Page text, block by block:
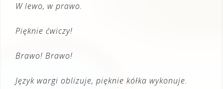
W lewo, w prawo.
Pięknie ćwiczy!
Brawo! Brawo!
Język wargi oblizuje, pięknie kółka wykonuje.